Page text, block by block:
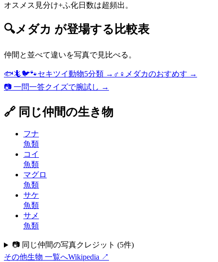
オスメス見分け+ふ化日数は超頻出。
🔍メダカ が登場する比較表
仲間と並べて違いを写真で見比べる。
🐟🦎🐦🐾セキツイ動物5分類 → ♂♀ メダカのおすめす →
📷 一問一答クイズで腕試し →
🔗 同じ仲間の生き物
フナ
魚類
コイ
魚類
マグロ
魚類
サケ
魚類
サメ
魚類
📷 同じ仲間の写真クレジット (5件)
その他生物 一覧へWikipedia ↗